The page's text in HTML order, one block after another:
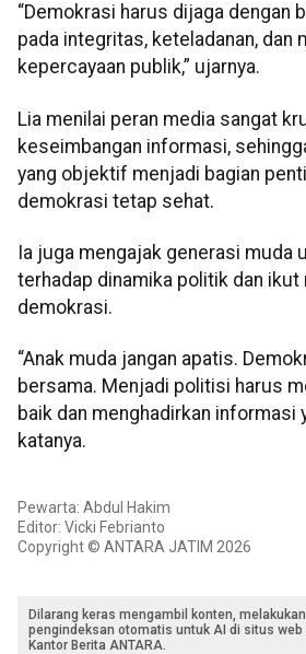
“Demokrasi harus dijaga dengan
pada integritas, keteladanan, dan
kepercayaan publik,” ujarnya.
Lia menilai peran media sangat
keseimbangan informasi,
yang objektif menjadi bagian
demokrasi tetap sehat.
Ia juga mengajak generasi muda
terhadap dinamika politik dan ikut
demokrasi.
“Anak muda jangan apatis.
bersama. Menjadi politisi harus
baik dan menghadirkan informasi
katanya.
Pewarta: Abdul Hakim
Editor: Vicki Febrianto
Copyright © ANTARA JATIM 2026
Dilarang keras mengambil konten,
pengindeksan otomatis untuk AI di situs
Kantor Berita ANTARA.